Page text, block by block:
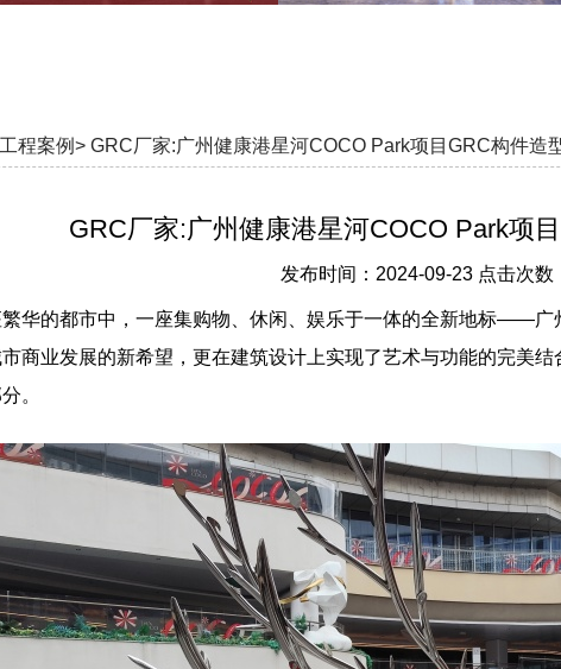
工程案例> GRC厂家:广州健康港星河COCO Park项目GRC构件造
GRC厂家:广州健康港星河COCO Park项
发布时间：2024-09-23 点击次数
华的都市中，一座集购物、休闲、娱乐于一体的全新地标——广
商业发展的新希望，更在建筑设计上实现了艺术与功能的完美结
。